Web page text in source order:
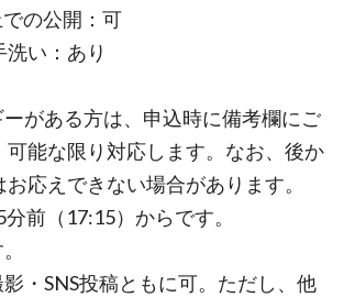
の公開：可
い：あり
がある方は、申込時に備考欄にご
可能な限り対応します。なお、後か
応えできない場合があります。
前（17:15）からです。
・SNS投稿ともに可。ただし、他